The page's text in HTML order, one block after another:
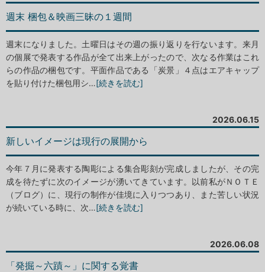
週末 梱包＆映画三昧の１週間
週末になりました。土曜日はその週の振り返りを行ないます。来月
の個展で発表する作品が全て出来上がったので、次なる作業はこれ
らの作品の梱包です。平面作品である「炭景」４点はエアキャップ
を貼り付けた梱包用シ…[続きを読む]
2026.06.15
新しいイメージは現行の展開から
今年７月に発表する陶彫による集合彫刻が完成しましたが、その完
成を待たずに次のイメージが湧いてきています。以前私がＮＯＴＥ
（ブログ）に、現行の制作が佳境に入りつつあり、また苦しい状況
が続いている時に、次…[続きを読む]
2026.06.08
「発掘～六蹟～」に関する覚書